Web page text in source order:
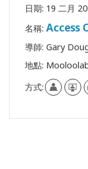
日期: 19 二月
名稱: Access
導師: Gary
地點:
方式: